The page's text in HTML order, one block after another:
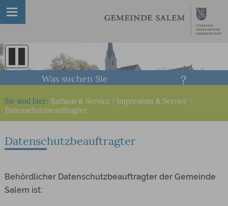
Sie sind hier: Rathaus & Service Impressum & Service
Datenschutzbeauftragter
Was suchen Sie
Datenschutzbeauftragter
Behördlicher Datenschutzbeauftragter der Gemeinde
Salem ist: